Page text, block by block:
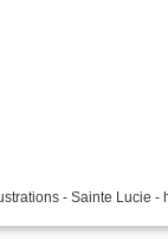
- Sainte Lucie -